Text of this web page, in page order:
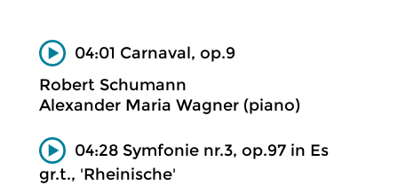
04:01 Carnaval, op.9
Robert Schumann
Alexander Maria Wagner (piano)
04:28 Symfonie nr.3, op.97 in Es
gr.t., 'Rheinische'